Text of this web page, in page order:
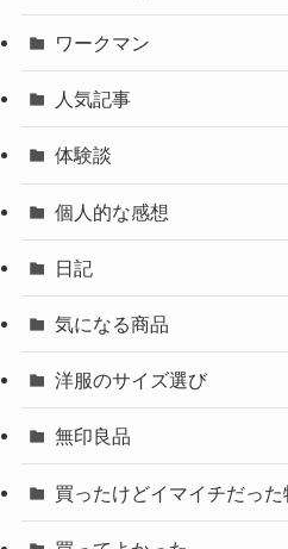
ワークマン
人気記事
体験談
個人的な感想
日記
気になる商品
洋服のサイズ選び
無印良品
買ったけどイマイチだった